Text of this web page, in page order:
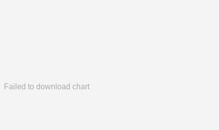
Failed to download chart